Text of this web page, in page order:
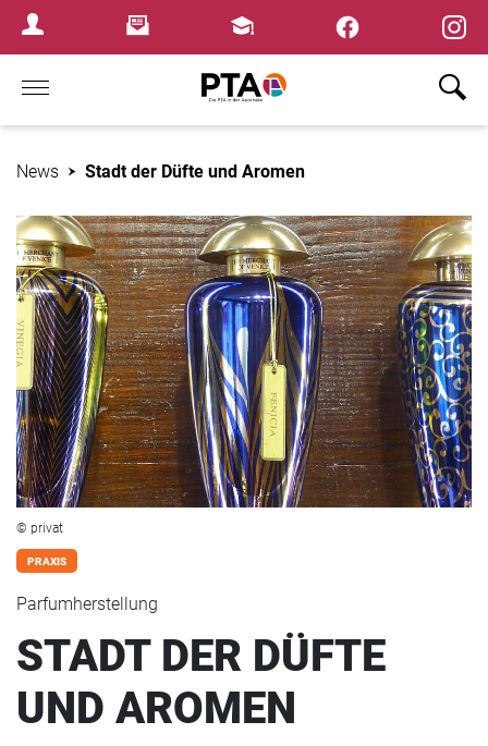
Login MenuNewsletterFortbildungen
Home
News Stadt der Düfte und Aromen
© privat
PRAXIS
Parfumherstellung
STADT DER DÜFTE
UND AROMEN
×